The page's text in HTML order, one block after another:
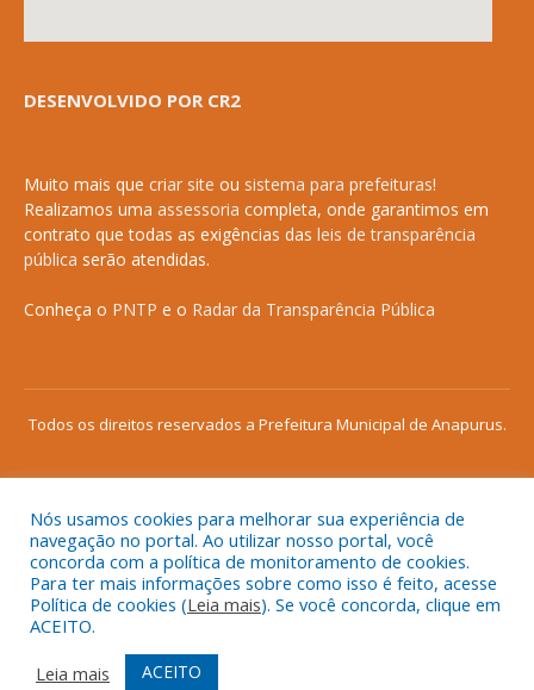
DESENVOLVIDO POR CR2
Muito mais que criar site ou sistema para prefeituras!
Realizamos uma assessoria completa, onde garantimos em
contrato que todas as exigências das leis de transparência
pública serão atendidas.
Conheça o PNTP e o Radar da Transparência Pública
Todos os direitos reservados a Prefeitura Municipal de Anapurus.
Mapa do Site
Acessar Área Administrativa
Acessar o Webmail
Nós usamos cookies para melhorar sua experiência de
navegação no portal. Ao utilizar nosso portal, você
concorda com a política de monitoramento de cookies.
Para ter mais informações sobre como isso é feito, acesse
Política de cookies (Leia mais). Se você concorda, clique em
ACEITO.
Leia mais
ACEITO